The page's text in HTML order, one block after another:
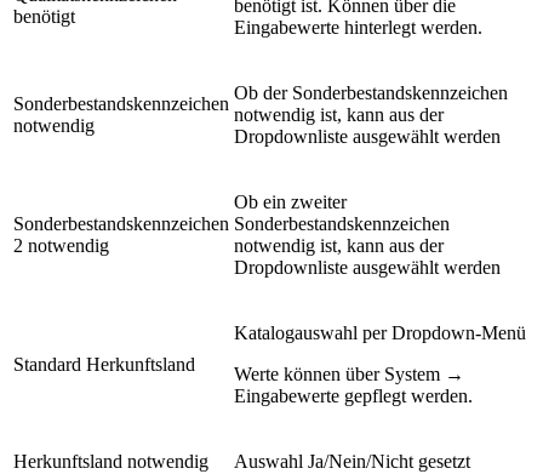
benötigt
benötigt ist. Können über die
Eingabewerte hinterlegt werden.
Sonderbestandskennzeichen
notwendig
Ob der Sonderbestandskennzeichen
notwendig ist, kann aus der
Dropdownliste ausgewählt werden
Sonderbestandskennzeichen
2 notwendig
Ob ein zweiter
Sonderbestandskennzeichen
notwendig ist, kann aus der
Dropdownliste ausgewählt werden
Standard Herkunftsland
Katalogauswahl per Dropdown-Menü
Werte können über System →
Eingabewerte gepflegt werden.
Herkunftsland notwendig Auswahl Ja/Nein/Nicht gesetzt